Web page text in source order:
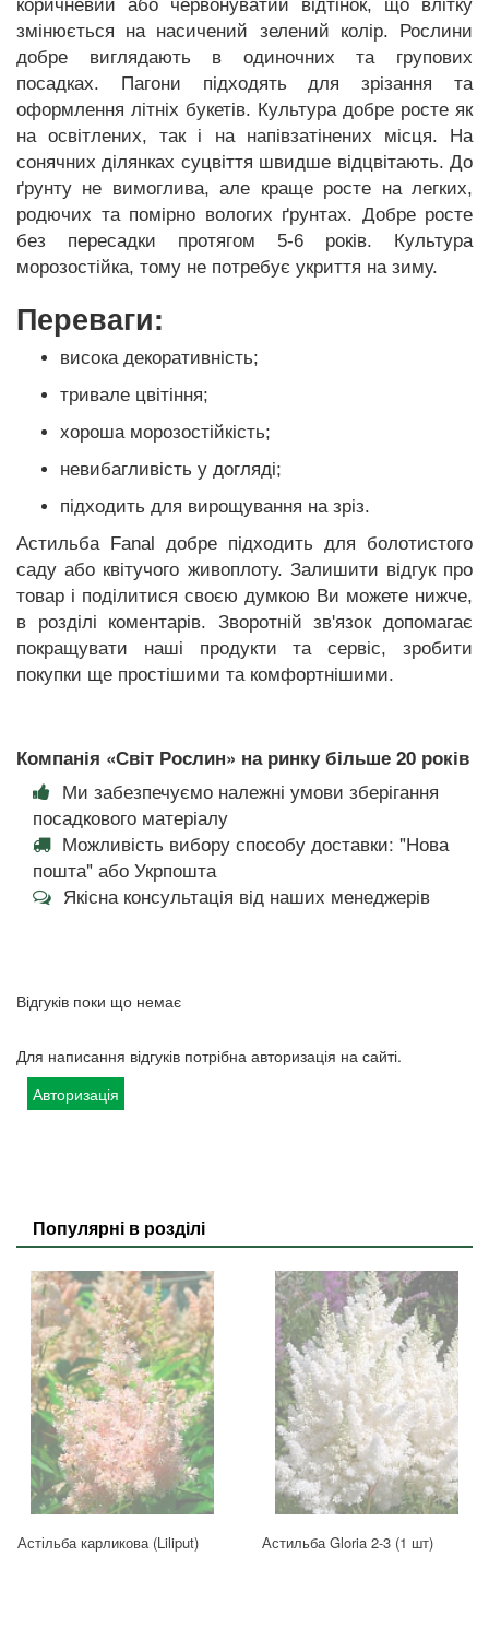
коричневий або червонуватий відтінок, що влітку
змінюється на насичений зелений колір. Рослини
добре виглядають в одиночних та групових
посадках. Пагони підходять для зрізання та
оформлення літніх букетів. Культура добре росте як
на освітлених, так і на напівзатінених місця. На
сонячних ділянках суцвіття швидше відцвітають. До
ґрунту не вимоглива, але краще росте на легких,
родючих та помірно вологих ґрунтах. Добре росте
без пересадки протягом 5-6 років. Культура
морозостійка, тому не потребує укриття на зиму.
Переваги:
висока декоративність;
тривале цвітіння;
хороша морозостійкість;
невибагливість у догляді;
підходить для вирощування на зріз.
Астильба Fanal добре підходить для болотистого
саду або квітучого живоплоту. Залишити відгук про
товар і поділитися своєю думкою Ви можете нижче,
в розділі коментарів. Зворотній зв'язок допомагає
покращувати наші продукти та сервіс, зробити
покупки ще простішими та комфортнішими.
Компанія «Світ Рослин» на ринку більше 20 років
Ми забезпечуємо належні умови зберігання
посадкового матеріалу
Можливість вибору способу доставки: "Нова
пошта" або Укрпошта
Якісна консультація від наших менеджерів
Відгуків поки що немає
Для написання відгуків потрібна авторизація на сайті.
Авторизація
Популярні в розділі
Астільба карликова (Liliput) Астильба Gloria 2-3 (1 шт)